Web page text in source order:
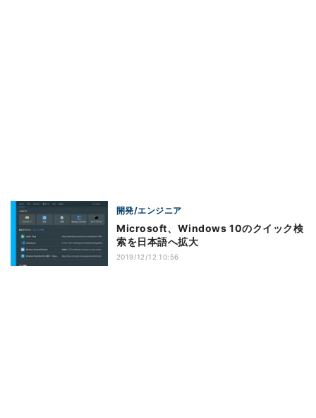
開発/エンジニア
Microsoft、Windows 10のクイック検
索を日本語へ拡大
2019/12/12 10:56